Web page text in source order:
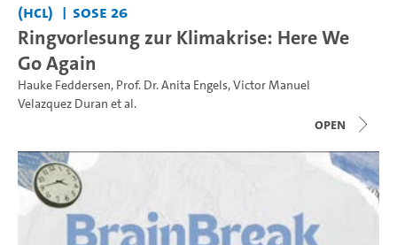
(HCL)
SoSe 26
Ringvorlesung zur Klimakrise: Here We
Go Again
Hauke Feddersen, Prof. Dr. Anita Engels,Victor Manuel
Velazquez Duran et al.
open